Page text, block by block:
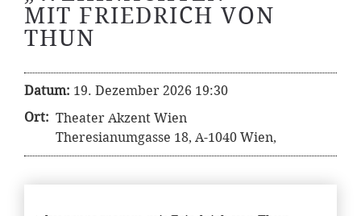
MIT FRIEDRICH VON
THUN
Datum: 19. Dezember 2026 19:30
Ort: Theater Akzent Wien
Theresianumgasse 18, A-1040 Wien,